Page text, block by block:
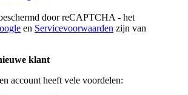
door reCAPTCHA - het
en Servicevoorwaarden zijn van
klant
account heeft vele voordelen: